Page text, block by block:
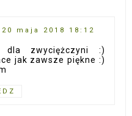
20 maja 2018 18:12
dla zwyciężczyni :)
jak zawsze piękne :)